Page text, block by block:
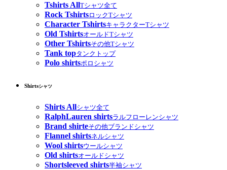
Tshirts AllTシャツ全て
Rock TshirtsロックTシャツ
Character TshirtsキャラクターTシャツ
Old TshirtsオールドTシャツ
Other Tshirtsその他Tシャツ
Tank topタンクトップ
Polo shirtsポロシャツ
Shirtsシャツ
Shirts Allシャツ全て
RalphLauren shirtsラルフローレンシャツ
Brand shirteその他ブランドシャツ
Flannel shirtsネルシャツ
Wool shirtsウールシャツ
Old shirtsオールドシャツ
Shortsleeved shirts半袖シャツ